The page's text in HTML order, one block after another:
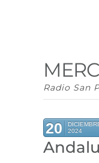
Radio San
20
2024